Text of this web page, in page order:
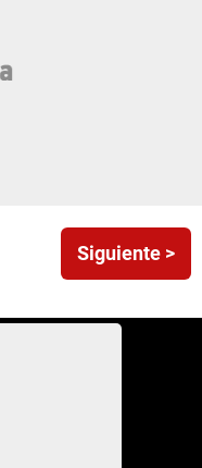
Siguiente >